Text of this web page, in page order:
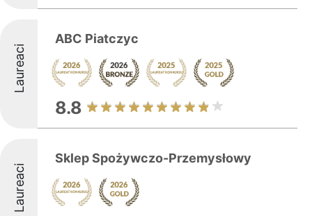
Laureaci
ABC Piatczyc
8.8
Laureaci
Sklep Spożywczo-Przemysłowy